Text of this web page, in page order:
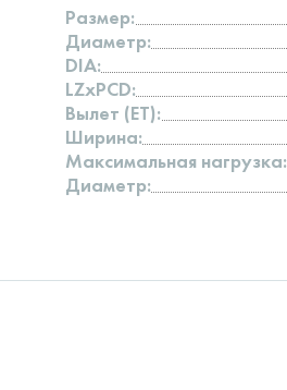
Размер:
Диаметр:
DIA:
LZxPCD:
Вылет (ET):
Ширина:
Максимальная нагрузка:
Диаметр: